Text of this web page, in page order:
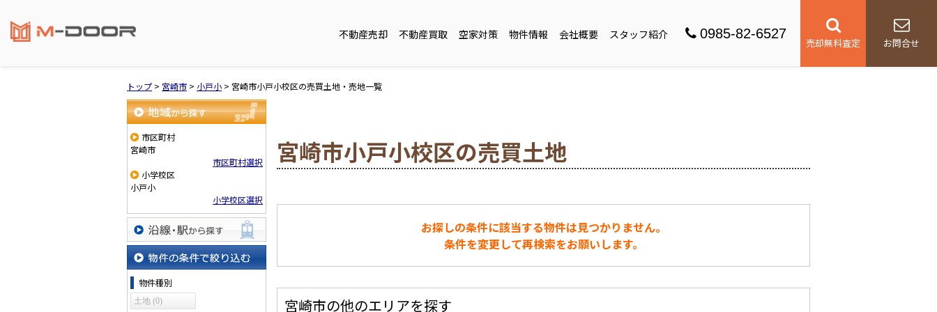
不動産売却 不動産買取 空家対策 物件情報 会社概要 スタッフ紹介 0985-82-6527
売却無料査定 お問合せ
トップ > 宮崎市 > 小戸小 > 宮崎市小戸小校区の売買土地・売地一覧
地域から探す
市区町村
宮崎市
市区町村選択
小学校区
小戸小
小学校区選択
沿線・駅から探す
物件の条件で絞り込む
物件種別
土地 (0)
宮崎市小戸小校区の売買土地
お探しの条件に該当する物件は見つかりません。
条件を変更して再検索をお願いします。
宮崎市の他のエリアを探す